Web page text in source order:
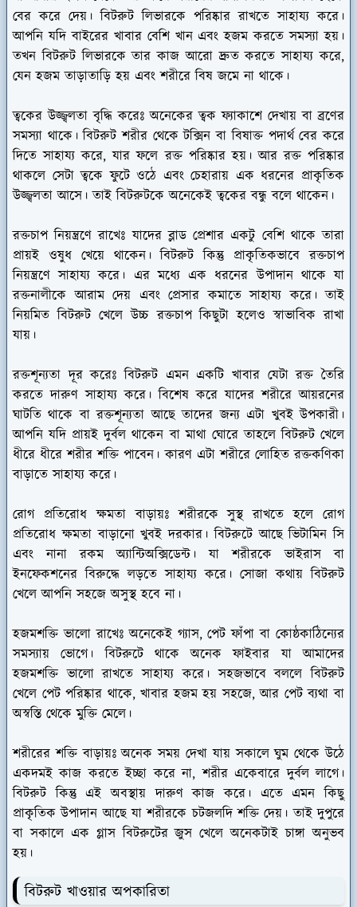
বের করে দেয়। বিটরুট লিভারকে পরিষ্কার রাখতে সাহায্য করে।
আপনি যদি বাইরের খাবার বেশি খান এবং হজম করতে সমস্যা হয়।
তখন বিটরুট লিভারকে তার কাজ আরো দ্রুত করতে সাহায্য করে,
যেন হজম তাড়াতাড়ি হয় এবং শরীরে বিষ জমে না থাকে।
ত্বকের উজ্জ্বলতা বৃদ্ধি করেঃ অনেকের ত্বক ফ্যাকাশে দেখায় বা ব্রণের
সমস্যা থাকে। বিটরুট শরীর থেকে টক্সিন বা বিষাক্ত পদার্থ বের করে
দিতে সাহায্য করে, যার ফলে রক্ত পরিষ্কার হয়। আর রক্ত পরিষ্কার
থাকলে সেটা ত্বকে ফুটে ওঠে এবং চেহারায় এক ধরনের প্রাকৃতিক
উজ্জ্বলতা আসে। তাই বিটরুটকে অনেকেই ত্বকের বন্ধু বলে থাকেন।
রক্তচাপ নিয়ন্ত্রণে রাখেঃ যাদের ব্লাড প্রেশার একটু বেশি থাকে তারা
প্রায়ই ওষুধ খেয়ে থাকেন। বিটরুট কিন্তু প্রাকৃতিকভাবে রক্তচাপ
নিয়ন্ত্রণে সাহায্য করে। এর মধ্যে এক ধরনের উপাদান থাকে যা
রক্তনালীকে আরাম দেয় এবং প্রেসার কমাতে সাহায্য করে। তাই
নিয়মিত বিটরুট খেলে উচ্চ রক্তচাপ কিছুটা হলেও স্বাভাবিক রাখা
যায়।
রক্তশূন্যতা দূর করেঃবিটরুট এমন একটি খাবার যেটা রক্ত তৈরি
করতে দারুণ সাহায্য করে। বিশেষ করে যাদের শরীরে আয়রনের
ঘাটতি থাকে বা রক্তশূন্যতা আছে তাদের জন্য এটা খুবই উপকারী।
আপনি যদি প্রায়ই দুর্বল থাকেন বা মাথা ঘোরে তাহলে বিটরুট খেলে
ধীরে ধীরে শরীর শক্তি পাবেন। কারণ এটা শরীরে লোহিত রক্তকণিকা
বাড়াতে সাহায্য করে।
রোগ প্রতিরোধ ক্ষমতা বাড়ায়ঃশরীরকে সুস্থ রাখতে হলে রোগ
প্রতিরোধ ক্ষমতা বাড়ানো খুবই দরকার। বিটরুটে আছে ভিটামিন সি
এবং নানা রকম অ্যান্টিঅক্সিডেন্ট। যা শরীরকে ভাইরাস বা
ইনফেকশনের বিরুদ্ধে লড়তে সাহায্য করে। সোজা কথায় বিটরুট
খেলে আপনি সহজে অসুস্থ হবে না।
হজমশক্তি ভালো রাখেঃঅনেকেই গ্যাস, পেট ফাঁপা বা কোষ্ঠকাঠিন্যের
সমস্যায় ভোগে। বিটরুটে থাকে অনেক ফাইবার যা আমাদের
হজমশক্তি ভালো রাখতে সাহায্য করে। সহজভাবে বললে বিটরুট
খেলে পেট পরিষ্কার থাকে, খাবার হজম হয় সহজে, আর পেট ব্যথা বা
অস্বস্তি থেকে মুক্তি মেলে।
শরীরের শক্তি বাড়ায়ঃ অনেক সময় দেখা যায় সকালে ঘুম থেকে উঠে
একদমই কাজ করতে ইচ্ছা করে না, শরীর একেবারে দুর্বল লাগে।
বিটরুট কিন্তু এই অবস্থায় দারুণ কাজ করে। এতে এমন কিছু
প্রাকৃতিক উপাদান আছে যা শরীরকে চটজলদি শক্তি দেয়। তাই দুপুরে
বা সকালে এক গ্লাস বিটরুটের জুস খেলে অনেকটাই চাঙ্গা অনুভব
হয়।
বিটরুট খাওয়ার অপকারিতা